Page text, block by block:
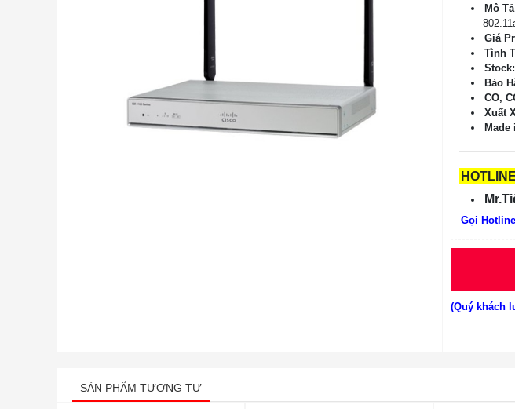
Mô
Giá
Tình
Stock:
Bảo
CO,
Xuất
Made
Gọi
(Quý khách
SẢN PHẨM TƯƠNG TỰ